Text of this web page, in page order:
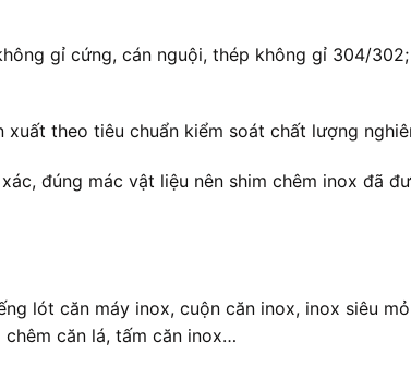
gỉ cứng, cán nguội, thép không gỉ 304/
xuất theo tiêu chuẩn kiểm soát chất lượng
đúng mác vật liệu nên shim chêm inox đã
lót căn máy inox, cuộn căn inox, inox siêu
căn lá, tấm căn inox…